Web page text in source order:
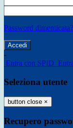
Password dimenticata?
-
Entra con SPID
Seleziona utente
button close ×
Recupero